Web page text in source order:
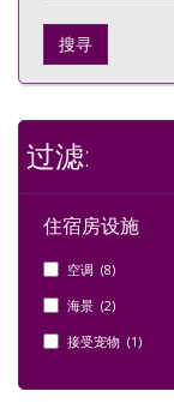
搜寻
过滤:
住宿房设施
空调 (8)
海景 (2)
接受宠物 (1)